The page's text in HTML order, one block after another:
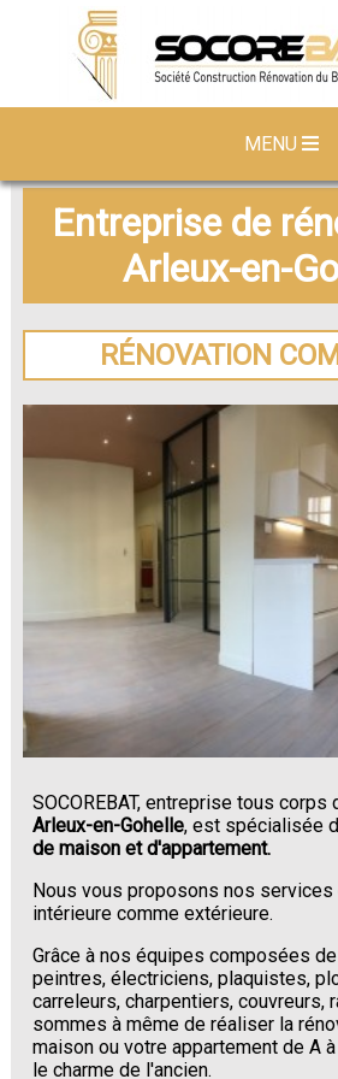
MENU
Entreprise de
Arleux-en-
RÉNOVATION
SOCOREBAT, entreprise tous corps
Arleux-en-Gohelle, est spécialisée
de maison et d'appartement.
Nous vous proposons nos services
intérieure comme extérieure.
Grâce à nos équipes composées
peintres, électriciens, plaquistes,
carreleurs, charpentiers, couvreurs,
sommes à même de réaliser la
maison ou votre appartement de A
le charme de l'ancien.